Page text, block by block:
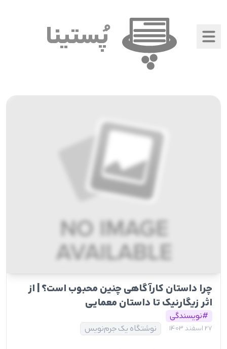
پُستینا
چرا داستان کارآگاهی چنین محبوب است؟ | از
اثر زیگارنیک تا داستان معمایی
#نویسندگی
27 اسفند 1403 نوشتگاه یک جرم‌نویس